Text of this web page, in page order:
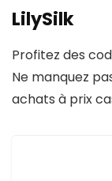
LilySilk
Profitez des
Ne manquez
achats à prix